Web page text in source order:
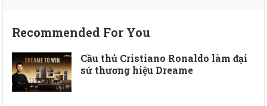
Recommended For You
Cầu thủ Cristiano Ronaldo làm đại
sứ thương hiệu Dreame